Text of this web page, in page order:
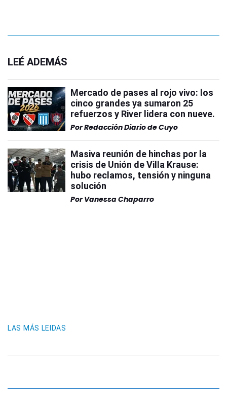
LEÉ ADEMÁS
Mercado de pases al rojo vivo: los
cinco grandes ya sumaron 25
refuerzos y River lidera con nueve.
PorRedacción Diario de Cuyo
Masiva reunión de hinchas por la
crisis de Unión de Villa Krause:
hubo reclamos, tensión y ninguna
solución
Por Vanessa Chaparro
LAS MÁS LEIDAS